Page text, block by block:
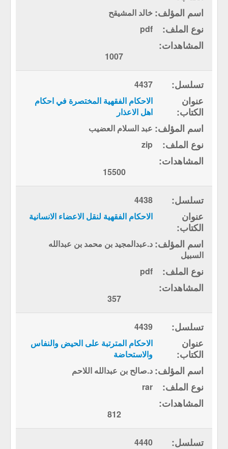
خالد المشيقح
pdf
1007
4437
الاحكام الفقهية المختصرة في احكام
اهل الاعذار
عبد السلام العضيب
zip
15500
4438
الاحكام الفقهية لنقل الاعضاء الانسانية
د.عبدالمجيد بن محمد بن عبدالله
السبيل
pdf
357
4439
الاحكام المترتبة على الحيض والنفاس
والاستحاضة
د.صالح بن عبدالله اللاحم
rar
812
4440